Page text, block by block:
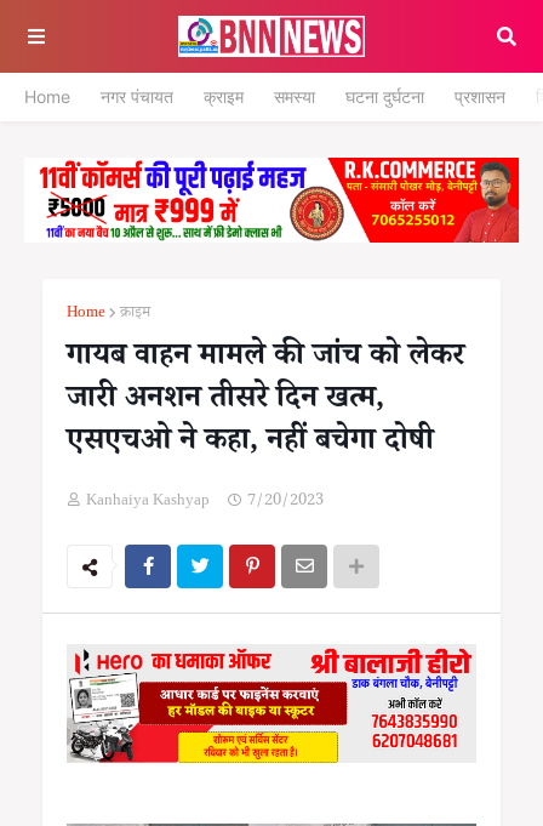
Home नगर पंचायत क्राइम समस्या घटना दुर्घटना प्रशासन
Home क्राइम
गायब वाहन मामले की जांच को लेकर
जारी अनशन तीसरे दिन खत्म,
एसएचओ ने कहा, नहीं बचेगा दोषी
Kanhaiya Kashyap 7/20/2023